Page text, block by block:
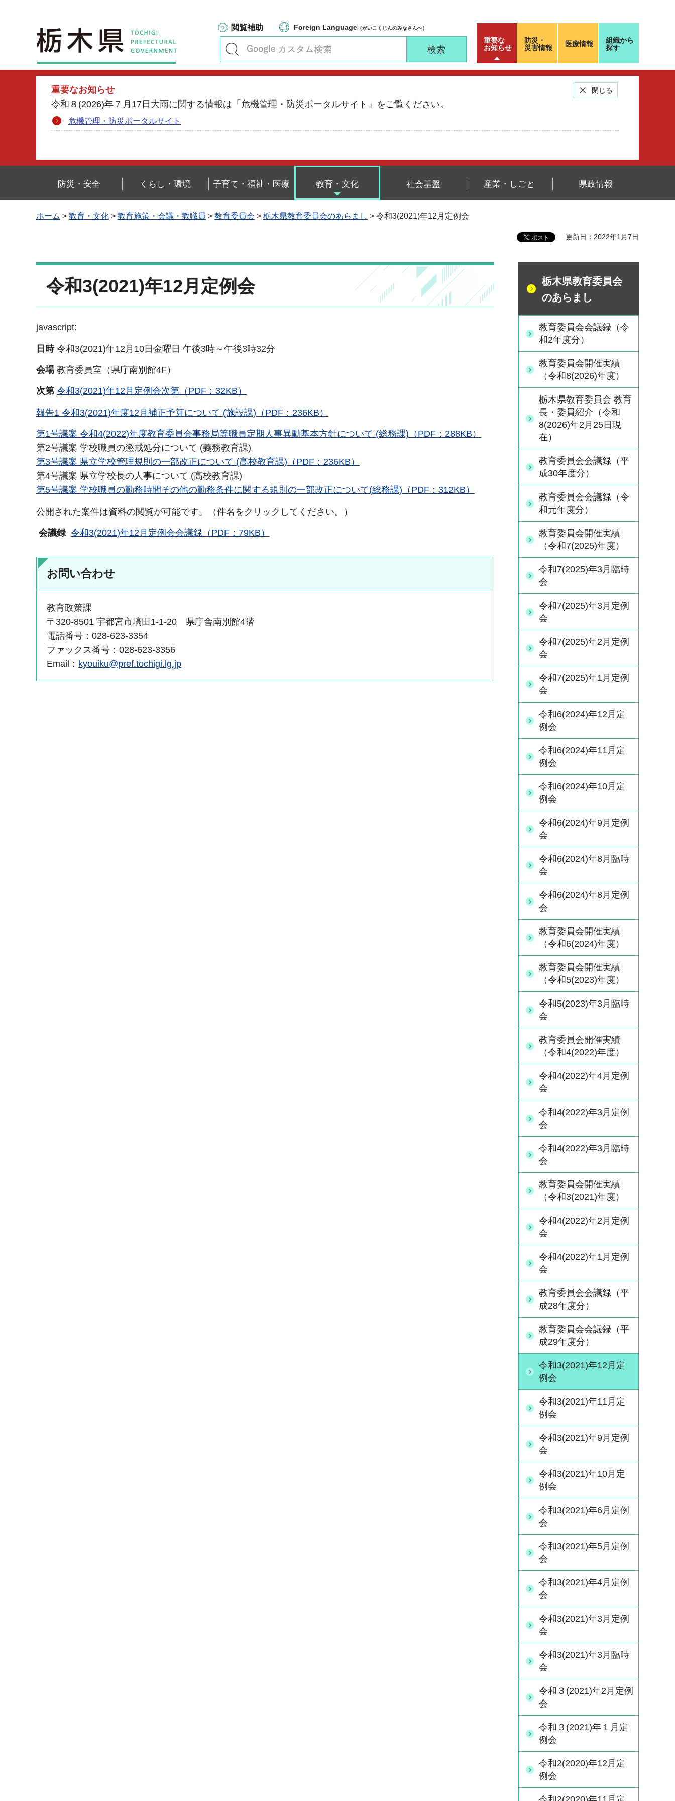
栃木県
閲覧補助 Foreign Language （がいこくじんのみなさんへ）
重要な
お知らせ
重要なお知らせ
令和８(2026)年７月17日大雨に関する情報は「危機管理・防災ポータルサイト」をご覧ください。
危機管理・防災ポータルサイト
閉じる
防災・
災害情報
医療情報
組織から
探す
防災・安全 くらし・環境 子育て・福祉・医療 教育・文化 社会基盤 産業・しごと 県政情報
ホーム > 教育・文化 > 教育施策・会議・教職員 > 教育委員会 > 栃木県教育委員会のあらまし > 令和3(2021)年12月定例会
更新日：2022年1月7日
令和3(2021)年12月定例会
javascript:
日時 令和3(2021)年12月10日金曜日 午後3時～午後3時32分
会場教育委員室（県庁南別館4F）
次第 令和3(2021)年12月定例会次第（PDF：32KB）
報告1 令和3(2021)年度12月補正予算について (施設課)（PDF：236KB）
第1号議案 令和4(2022)年度教育委員会事務局等職員定期人事異動基本方針について (総務課)（PDF：288KB）
第2号議案 学校職員の懲戒処分について (義務教育課)
第3号議案 県立学校管理規則の一部改正について (高校教育課)（PDF：236KB）
第4号議案 県立学校長の人事について (高校教育課)
第5号議案 学校職員の勤務時間その他の勤務条件に関する規則の一部改正について(総務課)（PDF：312KB）
公開された案件は資料の閲覧が可能です。（件名をクリックしてください。）
会議録 令和3(2021)年12月定例会会議録（PDF：79KB）
お問い合わせ
教育政策課
〒320-8501 宇都宮市塙田1-1-20 県庁舎南別館4階
電話番号：028-623-3354
ファックス番号：028-623-3356
Email： kyouiku@pref.tochigi.lg.jp
栃木県教育委員会
のあらまし
教育委員会会議録（令
和2年度分）
教育委員会開催実績
（令和8(2026)年度）
栃木県教育委員会 教育
長・委員紹介（令和
8(2026)年2月25日現
在）
教育委員会会議録（平
成30年度分）
教育委員会会議録（令
和元年度分）
教育委員会開催実績
（令和7(2025)年度）
令和7(2025)年3月臨時
会
令和7(2025)年3月定例
会
令和7(2025)年2月定例
会
令和7(2025)年1月定例
会
令和6(2024)年12月定
例会
令和6(2024)年11月定
例会
令和6(2024)年10月定
例会
令和6(2024)年9月定例
会
令和6(2024)年8月臨時
会
令和6(2024)年8月定例
会
教育委員会開催実績
（令和6(2024)年度）
教育委員会開催実績
（令和5(2023)年度）
令和5(2023)年3月臨時
会
教育委員会開催実績
（令和4(2022)年度）
令和4(2022)年4月定例
会
令和4(2022)年3月定例
会
令和4(2022)年3月臨時
会
教育委員会開催実績
（令和3(2021)年度）
令和4(2022)年2月定例
会
令和4(2022)年1月定例
会
教育委員会会議録（平
成28年度分）
教育委員会会議録（平
成29年度分）
令和3(2021)年12月定
例会
令和3(2021)年11月定
例会
令和3(2021)年9月定例
会
令和3(2021)年10月定
例会
令和3(2021)年6月定例
会
令和3(2021)年5月定例
会
令和3(2021)年4月定例
会
令和3(2021)年3月定例
会
令和3(2021)年3月臨時
会
令和３(2021)年2月定例
会
令和３(2021)年１月定
例会
令和2(2020)年12月定
例会